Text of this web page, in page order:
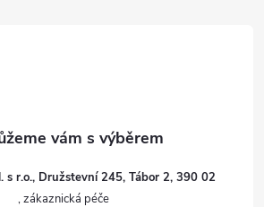
s r.o., Družstevní 245, Tábor 2, 390 02